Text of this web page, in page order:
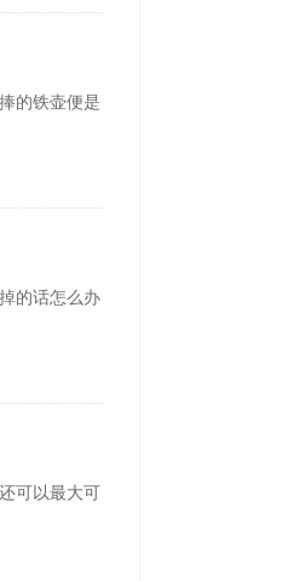
的铁壶便是
的话怎么办
可以最大可